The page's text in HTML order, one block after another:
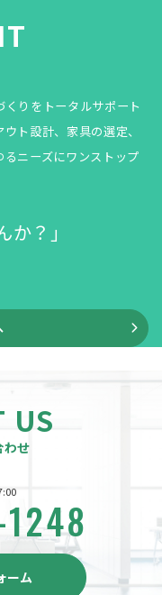
りをトータルサポート
ト設計、家具の選定、
ニーズにワンストップ
？」
US
わせ
ーム